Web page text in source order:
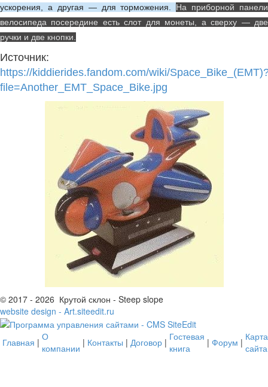
ускорения, а другая — для торможения.
На приборной панели
велосипеда посередине есть слот для монеты, а сверху — две
ручки и две кнопки.
Источник:
https://kiddierides.fandom.com/wiki/
file=Another_EMT_Space_Bike.jpg
© 2017 - 2026 Крутой склон - Steep slope
website design - Art.siteedit.ru
Главная | О
компании | Контакты | Договор | Гостевая
книга
| Форум | Карта
сайта